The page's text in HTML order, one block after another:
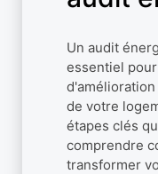
Un audit
essentiel
de votre
étapes clés
comprendre
transformer